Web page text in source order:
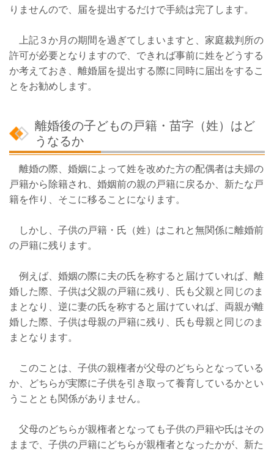
りませんので、届を提出するだけで手続は完了します。
上記３か月の期間を過ぎてしまいますと、家庭裁判所の
許可が必要となりますので、できれば事前に姓をどうする
か考えておき、離婚届を提出する際に同時に届出をするこ
とをお勧めします。
離婚後の子どもの戸籍・苗字（姓）はど
うなるか
離婚の際、婚姻によって姓を改めた方の配偶者は夫婦の
戸籍から除籍され、婚姻前の親の戸籍に戻るか、新たな戸
籍を作り、そこに移ることになります。
しかし、子供の戸籍・氏（姓）はこれと無関係に離婚前
の戸籍に残ります。
例えば、婚姻の際に夫の氏を称すると届けていれば、離
婚した際、子供は父親の戸籍に残り、氏も父親と同じのま
まとなり、逆に妻の氏を称すると届けていれば、両親が離
婚した際、子供は母親の戸籍に残り、氏も母親と同じのま
まとなります。
このことは、子供の親権者が父母のどちらとなっている
か、どちらが実際に子供を引き取って養育しているかとい
うこととも関係がありません。
父母のどちらが親権者となっても子供の戸籍や氏はその
ままで、子供の戸籍にどちらが親権者となったかが、新た